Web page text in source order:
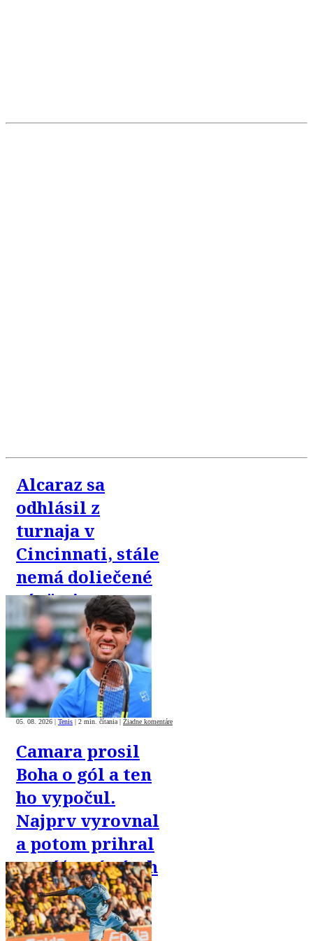
Alcaraz sa
odhlásil z
turnaja v
Cincinnati, stále
nemá doliečené
zápästie
05. 08. 2026 | Tenis | 2 min. čítania| Žiadne komentáre
Camara prosil
Boha o gól a ten
ho vypočul.
Najprv vyrovnal
a potom prihral
na víťazný zásah